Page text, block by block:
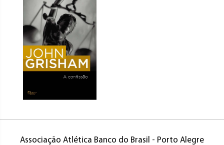
Associação Atlética Banco do Brasil - Porto Alegre